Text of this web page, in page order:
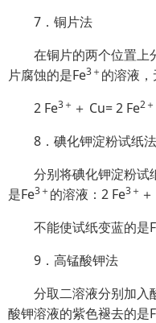
7．铜片法
在铜片的两个位置上
片腐蚀的是Fe3＋ 的溶液
2 Fe3＋ ＋ Cu= 2 Fe2＋
8．碘化钾淀粉试
分别将碘化钾淀粉试
是Fe3＋ 的溶液：2 Fe3＋
不能使试纸变蓝的是
9．高锰酸钾法
分取二溶液分别加入
酸钾溶液的紫色褪去的是